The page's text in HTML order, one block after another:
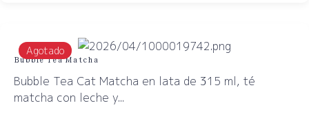
Agotado
Bubble Tea Matcha
Bubble Tea Cat Matcha en lata de 315 ml, té
matcha con leche y...